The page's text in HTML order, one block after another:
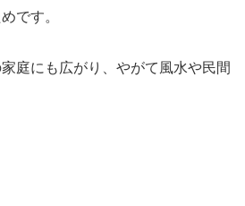
です。
庭にも広がり、やがて風水や民間